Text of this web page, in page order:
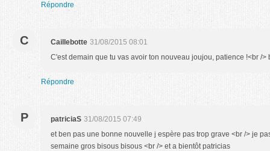
Répondre
C Caillebotte 31/08/2015 08:01
C'est demain que tu vas avoir ton nouveau joujou, patience !<br />
Répondre
P patriciaS 31/08/2015 07:49
et ben pas une bonne nouvelle j espère pas trop grave <br /> je
semaine gros bisous bisous <br /> et a bientôt patricias